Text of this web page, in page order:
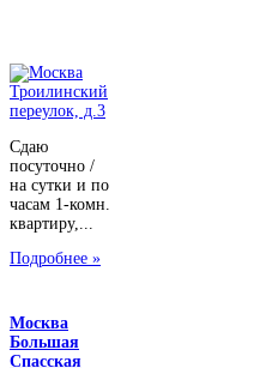
Сдаю
посуточно /
на сутки и по
часам 1-комн.
квартиру,...
Подробнее »
Москва
Большая
Спасская